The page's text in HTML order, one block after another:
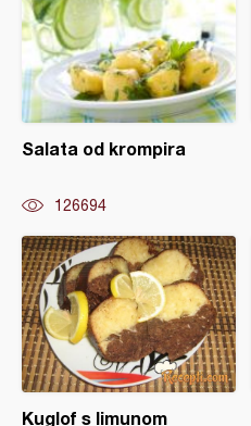
Salata od krompira
126694
Kuglof s limunom